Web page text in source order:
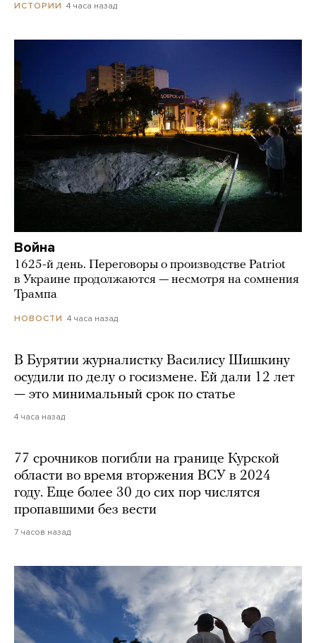
ИСТОРИИ 4 часа назад
Война
1625-й день. Переговоры о производстве Patriot
в Украине продолжаются — несмотря на сомнения
Трампа
НОВОСТИ 4 часа назад
В Бурятии журналистку Василису Шишкину
осудили по делу о госизмене. Ей дали 12 лет
— это минимальный срок по статье
4 часа назад
77 срочников погибли на границе Курской
области во время вторжения ВСУ в 2024
году. Еще более 30 до сих пор числятся
пропавшими без вести
7 часов назад